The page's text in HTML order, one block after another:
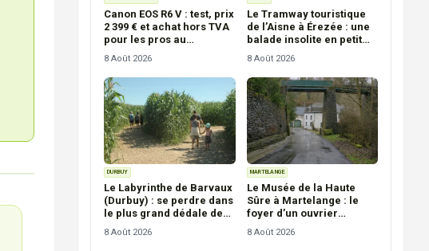
Canon EOS R6 V : test, prix
2 399 € et achat hors TVA
pour les pros au
8 Août 2026
Le Tramway touristique
de l’Aisne à Érezée : une
balade insolite en petit
8 Août 2026
DURBUY
Le Labyrinthe de Barvaux
(Durbuy) : se perdre dans
le plus grand dédale de
maïs de Wallonie
8 Août 2026
MARTELANGE
Le Musée de la Haute
Sûre à Martelange : le
foyer d’un ouvrier
ardoisier
8 Août 2026